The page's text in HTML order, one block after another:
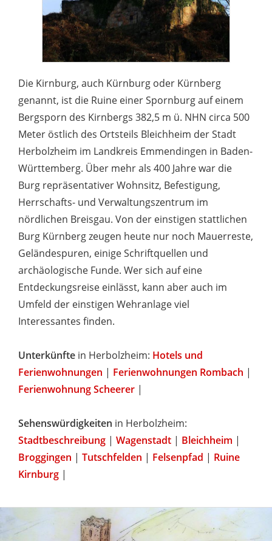
Die Kirnburg, auch Kürnburg oder Kürnberg
genannt, ist die Ruine einer Spornburg auf einem
Bergsporn des Kirnbergs 382,5 m ü. NHN circa 500
Meter östlich des Ortsteils Bleichheim der Stadt
Herbolzheim im Landkreis Emmendingen in Baden-
Württemberg. Über mehr als 400 Jahre war die
Burg repräsentativer Wohnsitz, Befestigung,
Herrschafts- und Verwaltungszentrum im
nördlichen Breisgau. Von der einstigen stattlichen
Burg Kürnberg zeugen heute nur noch Mauerreste,
Geländespuren, einige Schriftquellen und
archäologische Funde. Wer sich auf eine
Entdeckungsreise einlässt, kann aber auch im
Umfeld der einstigen Wehranlage viel
Interessantes finden.
Unterkünfte in Herbolzheim: Hotels und
Ferienwohnungen | Ferienwohnungen Rombach |
Ferienwohnung Scheerer |
Sehenswürdigkeiten in Herbolzheim:
Stadtbeschreibung | Wagenstadt | Bleichheim |
Broggingen | Tutschfelden | Felsenpfad | Ruine
Kirnburg |